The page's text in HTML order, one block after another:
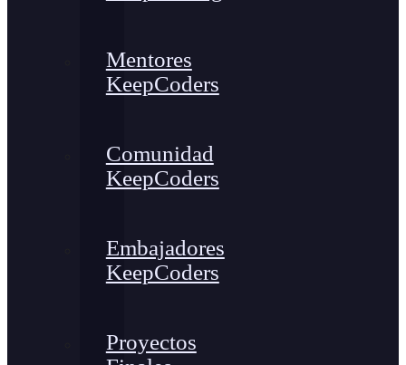
Mentores
KeepCoders
Comunidad
KeepCoders
Embajadores
KeepCoders
Proyectos